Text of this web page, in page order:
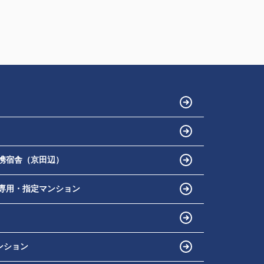
宿舎（京田辺）
用・指定マンション
ション